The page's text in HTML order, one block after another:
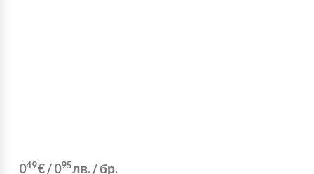
049€/095лв./ бр.